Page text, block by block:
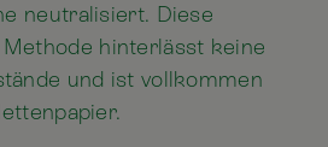
neutralisiert. Diese
hinterlässt keine
und ist vollkommen